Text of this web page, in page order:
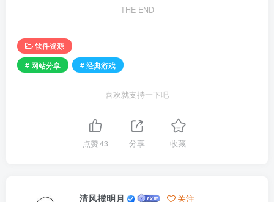
THE END
软件资源
# 网站分享
# 经典游戏
喜欢就支持一下吧
点赞43 分享 收藏
清风揽明月 关注